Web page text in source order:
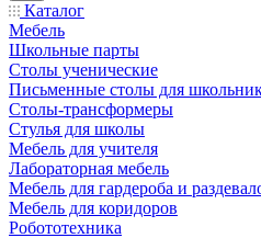
Каталог
Мебель
Школьные парты
Столы ученические
Письменные столы для
Столы-трансформеры
Стулья для школы
Мебель для учителя
Лабораторная мебель
Мебель для гардероба и
Мебель для коридоров
Робототехника